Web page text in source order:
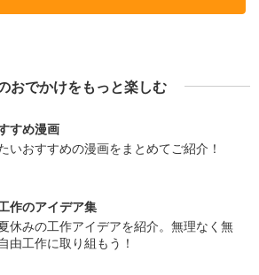
おでかけをもっと楽しむ
すめ漫画
いおすすめの漫画をまとめてご紹介！
作のアイデア集
休みの工作アイデアを紹介。無理なく無
由工作に取り組もう！